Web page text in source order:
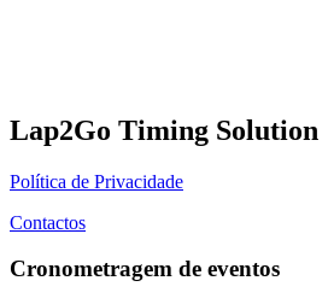
Lap2Go Timing Solution
Política de Privacidade
Contactos
Cronometragem de eventos